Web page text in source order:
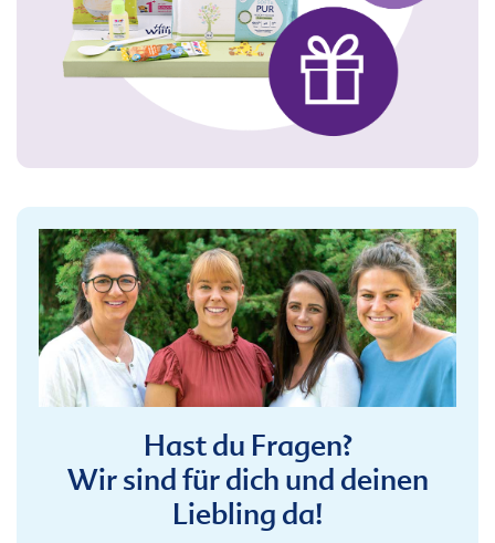
Hast du Fragen?
Wir sind für dich und deinen
Liebling da!